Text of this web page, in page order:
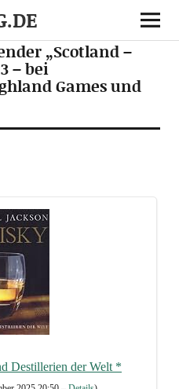
„Scotland –
– bei
Games und
Destil­le­rien der Welt *